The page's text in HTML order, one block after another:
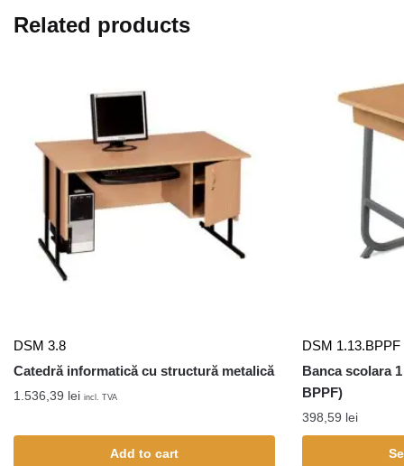
Related products
DSM 3.8
Catedră informatică cu structură metalică
1.536,39 lei incl. TVA
Add to cart
DSM 1.13.BPPF
Banca scolara
BPPF)
398,59 lei